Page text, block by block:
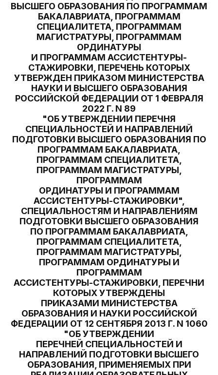
ВЫСШЕГО ОБРАЗОВАНИЯ ПО ПРОГРАММАМ
БАКАЛАВРИАТА, ПРОГРАММАМ
СПЕЦИАЛИТЕТА, ПРОГРАММАМ
МАГИСТРАТУРЫ, ПРОГРАММАМ
ОРДИНАТУРЫ
И ПРОГРАММАМ АССИСТЕНТУРЫ-
СТАЖИРОВКИ, ПЕРЕЧЕНЬ КОТОРЫХ
УТВЕРЖДЕН ПРИКАЗОМ МИНИСТЕРСТВА
НАУКИ И ВЫСШЕГО ОБРАЗОВАНИЯ
РОССИЙСКОЙ ФЕДЕРАЦИИ ОТ 1 ФЕВРАЛЯ
2022 Г. N 89
"ОБ УТВЕРЖДЕНИИ ПЕРЕЧНЯ
СПЕЦИАЛЬНОСТЕЙ И НАПРАВЛЕНИЙ
ПОДГОТОВКИ ВЫСШЕГО ОБРАЗОВАНИЯ ПО
ПРОГРАММАМ БАКАЛАВРИАТА,
ПРОГРАММАМ СПЕЦИАЛИТЕТА,
ПРОГРАММАМ МАГИСТРАТУРЫ,
ПРОГРАММАМ
ОРДИНАТУРЫ И ПРОГРАММАМ
АССИСТЕНТУРЫ-СТАЖИРОВКИ",
СПЕЦИАЛЬНОСТЯМ И НАПРАВЛЕНИЯМ
ПОДГОТОВКИ ВЫСШЕГО ОБРАЗОВАНИЯ
ПО ПРОГРАММАМ БАКАЛАВРИАТА,
ПРОГРАММАМ СПЕЦИАЛИТЕТА,
ПРОГРАММАМ МАГИСТРАТУРЫ,
ПРОГРАММАМ ОРДИНАТУРЫ И
ПРОГРАММАМ
АССИСТЕНТУРЫ-СТАЖИРОВКИ, ПЕРЕЧНИ
КОТОРЫХ УТВЕРЖДЕНЫ
ПРИКАЗАМИ МИНИСТЕРСТВА
ОБРАЗОВАНИЯ И НАУКИ РОССИЙСКОЙ
ФЕДЕРАЦИИ ОТ 12 СЕНТЯБРЯ 2013 Г. N 1060
"ОБ УТВЕРЖДЕНИИ
ПЕРЕЧНЕЙ СПЕЦИАЛЬНОСТЕЙ И
НАПРАВЛЕНИЙ ПОДГОТОВКИ ВЫСШЕГО
ОБРАЗОВАНИЯ, ПРИМЕНЯЕМЫХ ПРИ